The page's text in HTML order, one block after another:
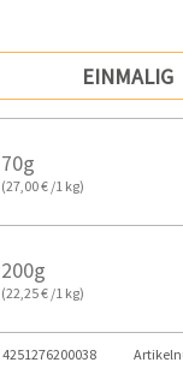
EINMALIG
70g
(27,00 € /1 kg)
200g
(22,25 € /1 kg)
4251276200038